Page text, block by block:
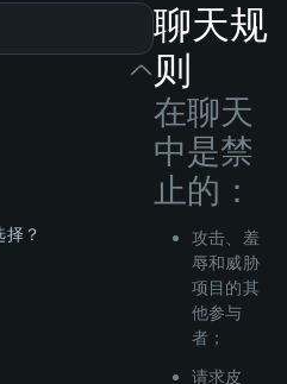
？
聊天规
则
在聊天
中是禁
止的：
攻击、羞
辱和威胁
项目的其
他参与
者；
请求皮